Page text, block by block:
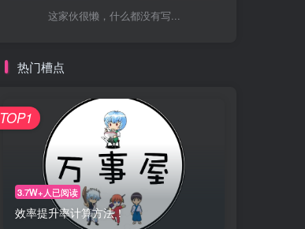
这家伙很懒，什么都没有写...
热门槽点
3.7W+人已阅读
效率提升率计算方法！
TOP1